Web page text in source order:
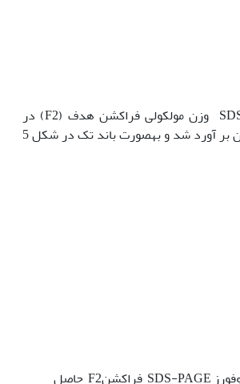
الکتروفورزSDS-PAGE وزن مولکولی فراکشن هدف (F2) در
حدود 47 کیلو دالتون بر آورد شد و به‫صورت باند تک در شکل 5
شکل5: الکتروفورز SDS-PAGE فراکشنF2 حاصل